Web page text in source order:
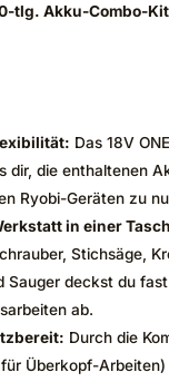
tlg. Akku-Combo-
Das 18V
dir, die enthaltenen
Ryobi-Geräten zu
in einer
Stichsäge,
Sauger deckst du
ab.
Durch die
Überkopf-